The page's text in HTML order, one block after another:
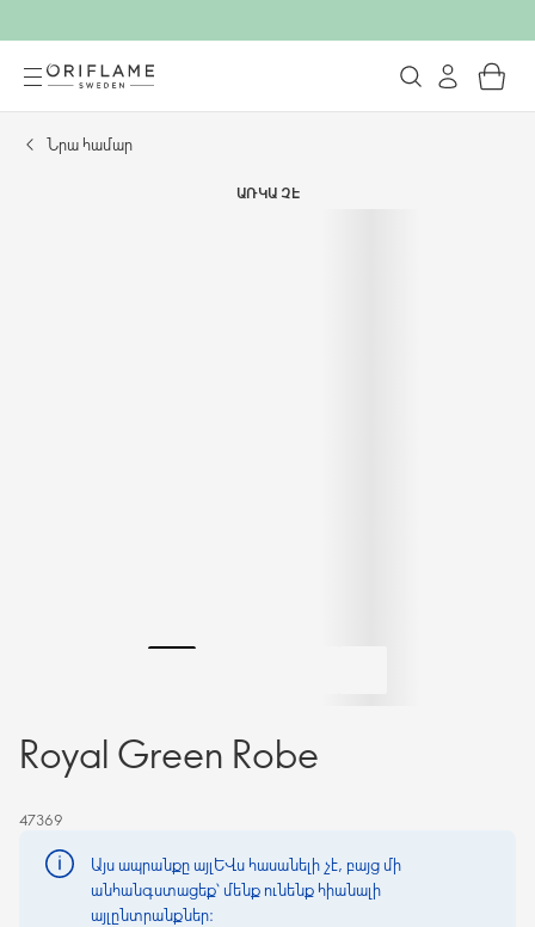
Նրա համար
ԱՌԿԱ ՉԷ
Royal Green Robe
47369
Այս ապրանքը այլևս հասանելի չէ, բայց մի
անհանգստացեք՝ մենք ունենք հիանալի
այլընտրանքներ։